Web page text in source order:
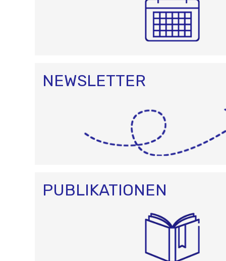
NEWSLETTER
PUBLIKATIONEN